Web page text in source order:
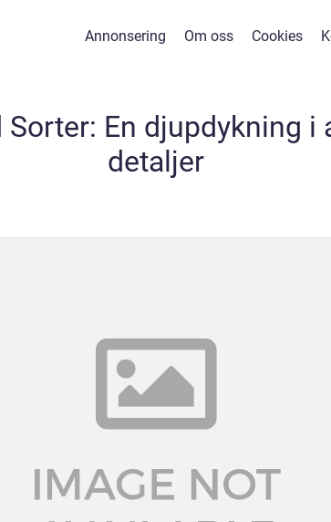
Annonsering Om oss Cookies
Sorter: En djupdykning i
detaljer